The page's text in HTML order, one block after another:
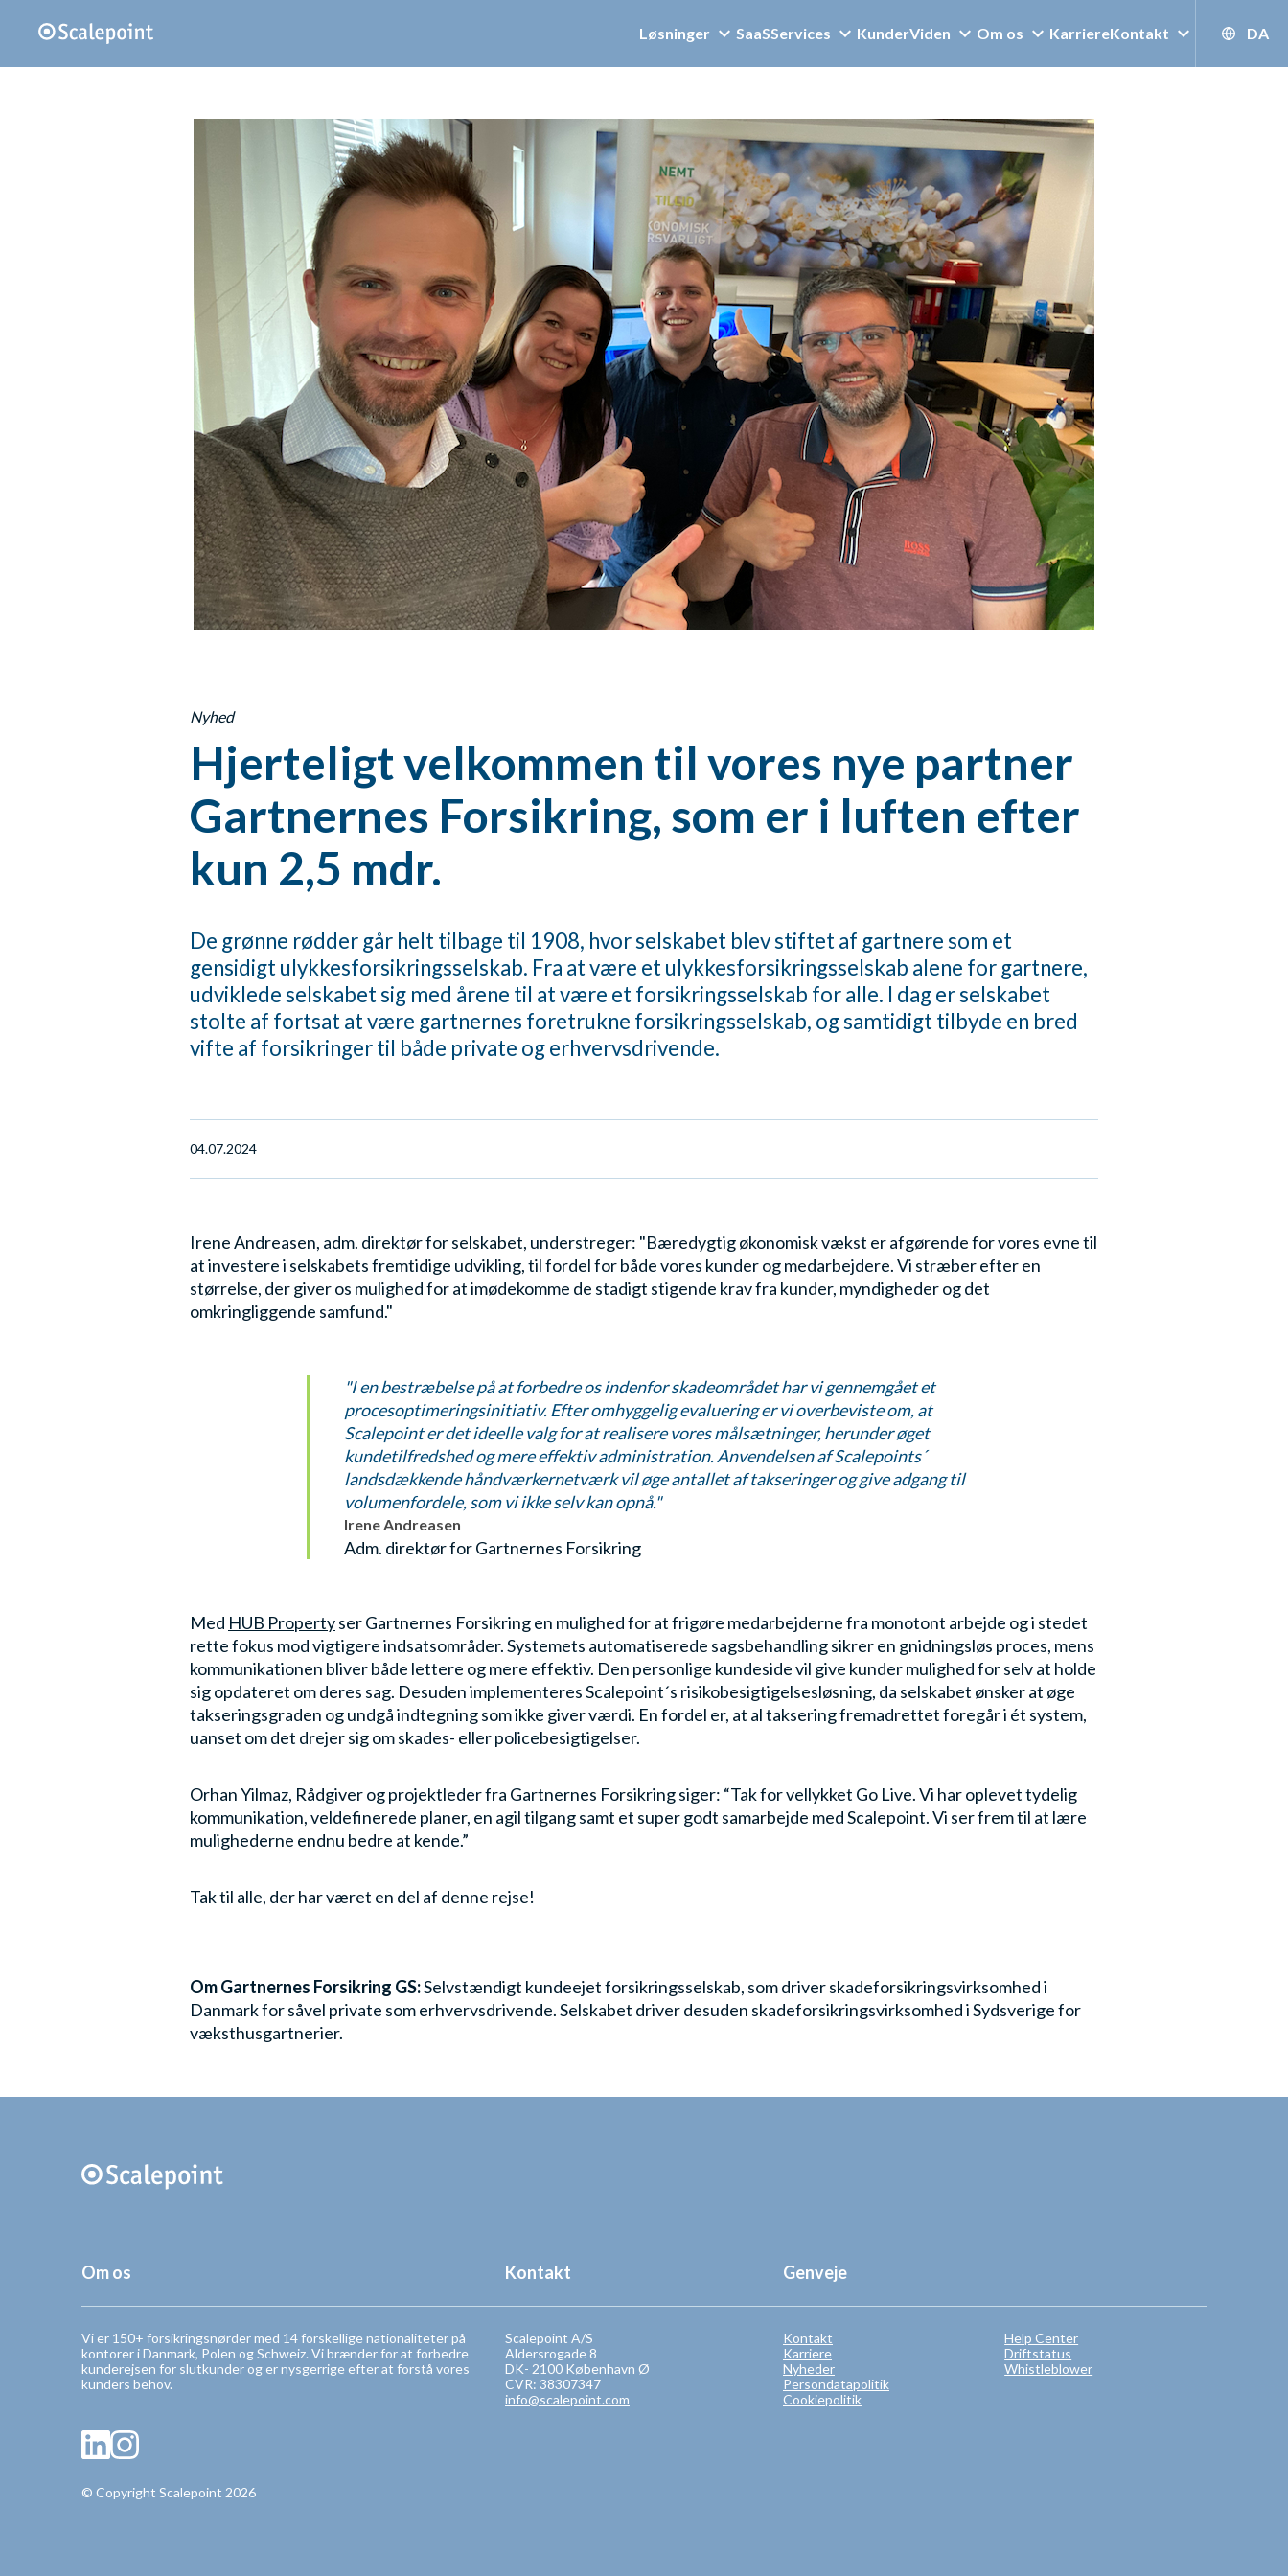
Løsninger SaaSServices KunderViden Om os KarriereKontakt DA
Nyhed
Hjerteligt velkommen til vores nye partner
Gartnernes Forsikring, som er i luften efter
kun 2,5 mdr.
De grønne rødder går helt tilbage til 1908, hvor selskabet blev stiftet af gartnere som et
gensidigt ulykkesforsikringsselskab. Fra at være et ulykkesforsikringsselskab alene for gartnere,
udviklede selskabet sig med årene til at være et forsikringsselskab for alle. I dag er selskabet
stolte af fortsat at være gartnernes foretrukne forsikringsselskab, og samtidigt tilbyde en bred
vifte af forsikringer til både private og erhvervsdrivende.
04.07.2024
Irene Andreasen, adm. direktør for selskabet, understreger: "Bæredygtig økonomisk vækst er afgørende for vores evne til
at investere i selskabets fremtidige udvikling, til fordel for både vores kunder og medarbejdere. Vi stræber efter en
størrelse, der giver os mulighed for at imødekomme de stadigt stigende krav fra kunder, myndigheder og det
omkringliggende samfund."
"I en bestræbelse på at forbedre os indenfor skadeområdet har vi gennemgået et
procesoptimeringsinitiativ. Efter omhyggelig evaluering er vi overbeviste om, at
Scalepoint er det ideelle valg for at realisere vores målsætninger, herunder øget
kundetilfredshed og mere effektiv administration. Anvendelsen af Scalepoints´
landsdækkende håndværkernetværk vil øge antallet af takseringer og give adgang til
volumenfordele, som vi ikke selv kan opnå."
Irene Andreasen
Adm. direktør for Gartnernes Forsikring
Med HUB Propertyser Gartnernes Forsikring en mulighed for at frigøre medarbejderne fra monotont arbejde og i stedet
rette fokus mod vigtigere indsatsområder. Systemets automatiserede sagsbehandling sikrer en gnidningsløs proces, mens
kommunikationen bliver både lettere og mere effektiv. Den personlige kundeside vil give kunder mulighed for selv at holde
sig opdateret om deres sag. Desuden implementeres Scalepoint´s risikobesigtigelsesløsning, da selskabet ønsker at øge
takseringsgraden og undgå indtegning som ikke giver værdi. En fordel er, at al taksering fremadrettet foregår i ét system,
uanset om det drejer sig om skades- eller policebesigtigelser.
Orhan Yilmaz, Rådgiver og projektleder fra Gartnernes Forsikring siger: “Tak for vellykket Go Live. Vi har oplevet tydelig
kommunikation, veldefinerede planer, en agil tilgang samt et super godt samarbejde med Scalepoint. Vi ser frem til at lære
mulighederne endnu bedre at kende.”
Tak til alle, der har været en del af denne rejse!
Om Gartnernes Forsikring GS:Selvstændigt kundeejet forsikringsselskab, som driver skadeforsikringsvirksomhed i
Danmark for såvel private som erhvervsdrivende. Selskabet driver desuden skadeforsikringsvirksomhed i Sydsverige for
væksthusgartnerier.
Om os
Vi er 150+ forsikringsnørder med 14 forskellige nationaliteter på
kontorer i Danmark, Polen og Schweiz. Vi brænder for at forbedre
kunderejsen for slutkunder og er nysgerrige efter at forstå vores
kunders behov.
Kontakt
Scalepoint A/S
Aldersrogade 8
DK- 2100 København Ø
CVR: 38307347
info@scalepoint.com
Genveje
Kontakt
Karriere
Nyheder
Persondatapolitik
Cookiepolitik
Help Center
Driftstatus
Whistleblower
© Copyright Scalepoint 2026